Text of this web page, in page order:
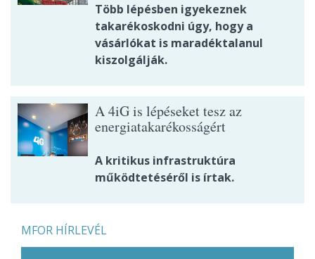
Több lépésben igyekeznek
takarékoskodni úgy, hogy a
vásárlókat is maradéktalanul
kiszolgálják.
A 4iG is lépéseket tesz az
energiatakarékosságért
A kritikus infrastruktúra
működtetéséről is írtak.
MFOR HÍRLEVÉL